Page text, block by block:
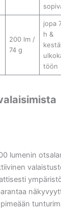
200 lm /
74 g
jopa
h &
töön
lumenin